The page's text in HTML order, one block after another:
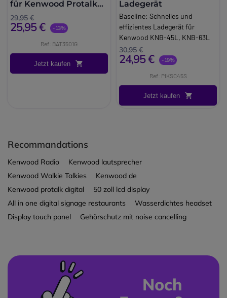
für Kenwood Protalk
TK-3501
29,95 €
25,95 € -13%
Ref: BAT3501G
Jetzt kaufen
Ladegerät
Baseline:Schnelles und
effizientes Ladegerät für
Kenwood KNB-45L, KNB-63L
und KNB-65L Akkus, ideal für
den professionellen Einsatz.
Long_description:
Jetfon KSC-35S Ladegerät
Einsatz und gewährleistet
schnelles und sicheres Laden!
30,95 €
24,95 € -19%
Ref: PIKSC45S
Jetzt kaufen
Recommandations
Kenwood Radio
Kenwood lautsprecher
Kenwood Walkie Talkies
Kenwood de
Kenwood protalk digital
50 zoll lcd display
All in one digital signage restaurants
Wasserdichtes headset
Display touch panel
Gehörschutz mit noise cancelling
Noch